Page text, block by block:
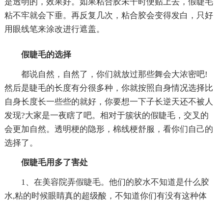
粘不牢就会下垂。再反复几次，粘合胶会变得发白，只好
用眼线笔来涂改进行遮盖。
假睫毛的选择
都说自然，自然了，你们就放过那些舞会大浓密吧!
然后是睫毛的长度有分很多种，你就按照自身情况选择比
自身长度长一些些的就好，你要想一下子长逆天还不被人
发现?大家是一夜瞎了吧。相对于簇状的假睫毛，交叉的
会更加自然。透明梗的隐形，棉线梗舒服，看你们自己的
选择了。
假睫毛用多了害处
1、在美容院弄假睫毛。他们的胶水不知道是什么胶
水,粘的时候眼睛真的超级酸，不知道你们有没有这种体